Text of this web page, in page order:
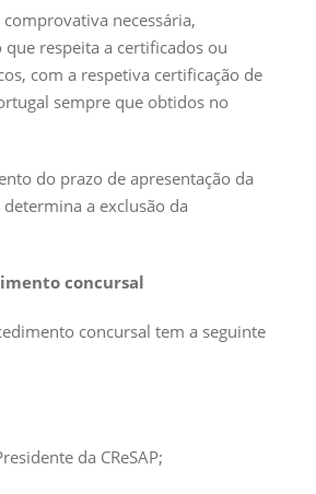
necessária,
respeita a certificados ou
com a respetiva certificação de
sempre que obtidos no
do prazo de apresentação da
a exclusão da
concursal
concursal tem a seguinte
da CReSAP;